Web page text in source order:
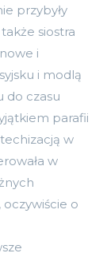
przybyły
siostra
i
i modlą
do czasu
parafii
w
w
oczywiście o